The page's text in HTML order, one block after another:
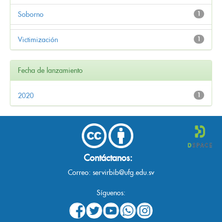
1
Soborno
1
Victimización
Fecha de lanzamiento
1
2020
Contáctanos:
Correo: servirbib@ufg.edu.sv
Síguenos: